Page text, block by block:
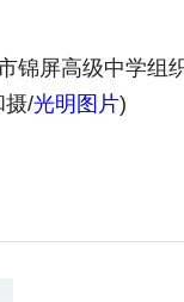
屏高级中学组
摄/光明图片)